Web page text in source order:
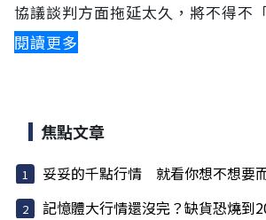
協議談判方面拖延太久，將不得不
閱讀更多
焦點文章
妥妥的千點行情 就看你想不想要
記憶體大行情還沒完？缺貨恐燒到